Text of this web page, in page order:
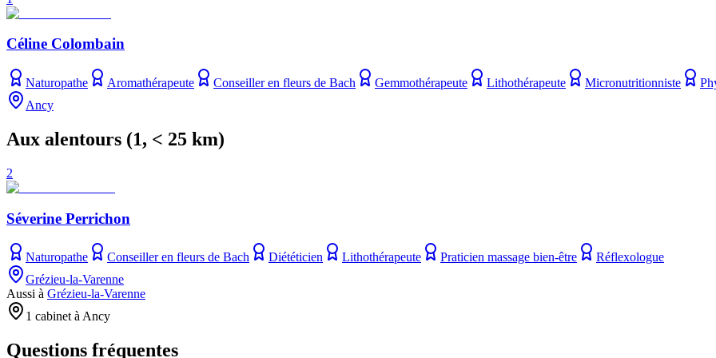
Céline Colombain
Naturopathe Aromathérapeute Conseiller en fleurs de Bach Gemmothérapeute Lithothérapeute Micronutritionniste
Ancy
Aux alentours (1, < 25 km)
2
Séverine Perrichon
Naturopathe Conseiller en fleurs de Bach Diététicien Lithothérapeute Praticien massage bien-être
Réflexologue
Grézieu-la-Varenne
Aussi à Grézieu-la-Varenne
1 cabinet à Ancy
Questions fréquentes